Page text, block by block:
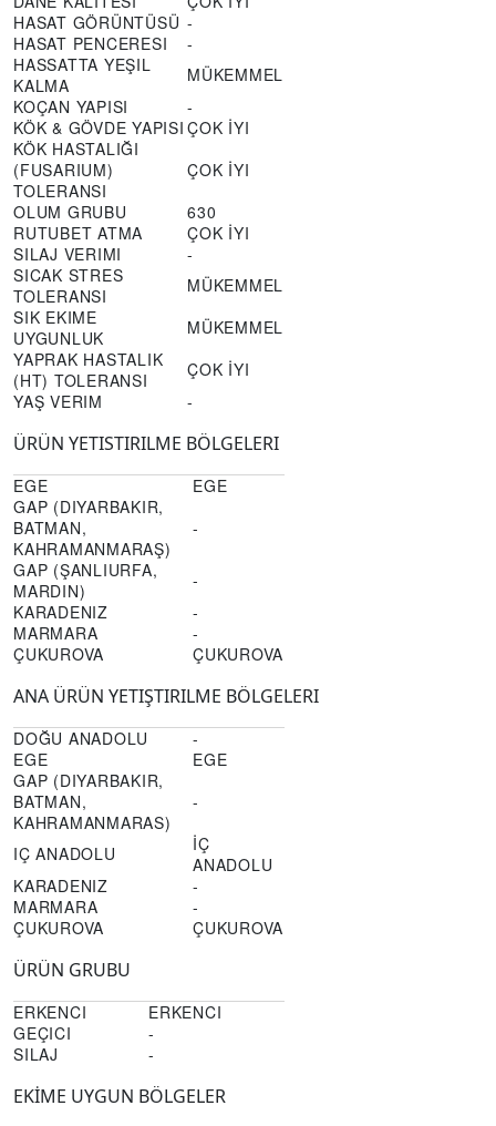
HASAT GÖRÜNTÜSÜ -
HASAT PENCERESI
-
HASSATTA YEŞIL
KALMA
MÜKEMMEL
KOÇAN YAPISI
-
KÖK & GÖVDE YAPISI ÇOK İYI
KÖK HASTALIĞI
(FUSARIUM)
TOLERANSI
ÇOK İYI
OLUM GRUBU
630
RUTUBET ATMA
ÇOK İYI
SILAJ VERIMI
-
SICAK STRES
TOLERANSI
MÜKEMMEL
SIK EKIME
UYGUNLUK
MÜKEMMEL
YAPRAK HASTALIK
(HT) TOLERANSI
ÇOK İYI
YAŞ VERIM
-
ÜRÜN YETISTIRILME BÖLGELERI
EGE
EGE
GAP (DIYARBAKIR,
BATMAN,
KAHRAMANMARAŞ)
-
GAP (ŞANLIURFA,
MARDIN)
-
KARADENIZ
-
MARMARA
-
ÇUKUROVA
ÇUKUROVA
ANA ÜRÜN YETIŞTIRILME BÖLGELERI
DOĞU ANADOLU
-
EGE
EGE
GAP (DIYARBAKIR,
BATMAN,
KAHRAMANMARAS)
-
IÇ ANADOLU
İÇ
ANADOLU
KARADENIZ
-
MARMARA
-
ÇUKUROVA
ÇUKUROVA
ÜRÜN GRUBU
ERKENCI
ERKENCI
GEÇICI
-
SILAJ
-
EKİME UYGUN BÖLGELER